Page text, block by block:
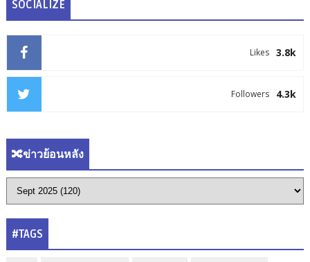
SOCIALIZE
3.8k
Likes
4.3k
Followers
🔀ข่าวย้อนหลัง
#TAGS